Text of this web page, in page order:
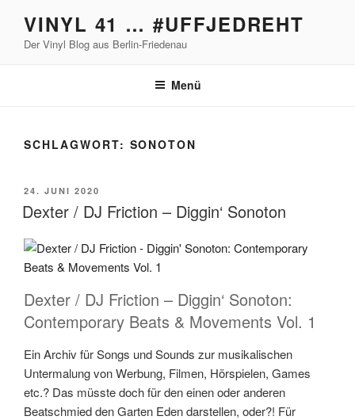
Inhalt
springen
VINYL 41 … #UFFJEDREHT
Der Vinyl Blog aus Berlin-Friedenau
Menü
SCHLAGWORT: SONOTON
VERÖFFENTLICHT
AM
24. JUNI 2020
Dexter / DJ Friction – Diggin‘ Sonoton
Dexter / DJ Friction – Diggin‘ Sonoton:
Contemporary Beats & Movements Vol. 1
Ein Archiv für Songs und Sounds zur musikalischen
Untermalung von Werbung, Filmen, Hörspielen, Games
etc.? Das müsste doch für den einen oder anderen
Beatschmied den Garten Eden darstellen, oder?! Für